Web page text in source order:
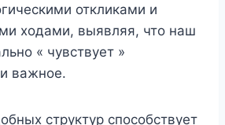
откликами и
ходами, выявляя, что наш
« чувствует »
важное.
структур способствует